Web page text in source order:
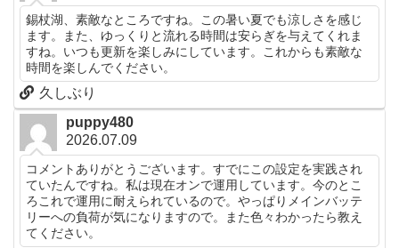
錫杖湖、素敵なところですね。この暑い夏でも涼しさを感じ
ます。また、ゆっくりと流れる時間は安らぎを与えてくれま
すね。いつも更新を楽しみにしています。これからも素敵な
時間を楽しんでください。
久しぶり
puppy480
2026.07.09
コメントありがとうございます。すでにこの設定を実践され
ていたんですね。私は現在オンで運用しています。今のとこ
ろこれで運用に耐えられているので。やっぱりメインバッテ
リーへの負荷が気になりますので。また色々わかったら教え
てください。